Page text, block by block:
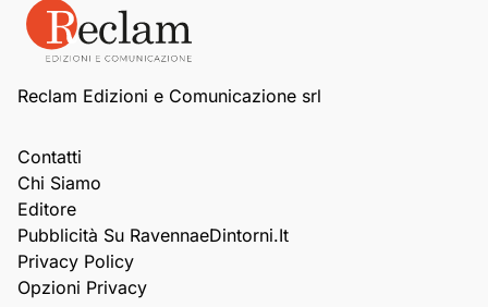
Reclam Edizioni e Comunicazione srl
Contatti
Chi Siamo
Editore
Pubblicità Su RavennaeDintorni.it
Privacy Policy
Opzioni Privacy